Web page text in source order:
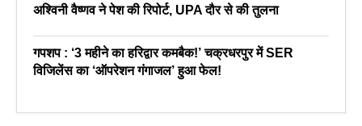
अश्विनी वैष्णव ने पेश की रिपोर्ट, UPA दौर से की तुलना
गपशप : ‘3 महीने का हरिद्वार कमबैक!’ चक्रधरपुर में SER
विजिलेंस का ‘ऑपरेशन गंगाजल’ हुआ फेल!